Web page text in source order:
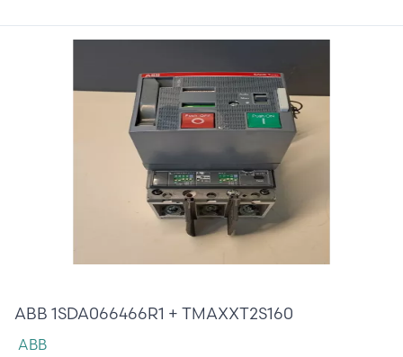
ABB 1SDA066466R1 + TMAXXT2S160
ABB